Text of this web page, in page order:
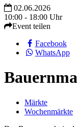
02.06.2026
10:00 - 18:00 Uhr
Event teilen
Facebook
WhatsApp
Märkte
Wochenmärkte